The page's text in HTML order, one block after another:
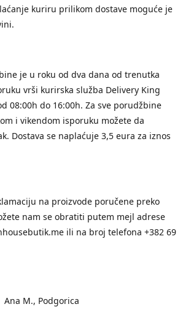
kuriru prilikom dostave moguće je
je u roku od dva dana od trenutka
vrši kurirska služba Delivery King
08:00h do 16:00h. Za sve porudžbine
i vikendom isporuku možete da
Dostava se naplaćuje 3,5 eura za iznos
na proizvode poručene preko
nam se obratiti putem mejl adrese
ili na broj telefona +382 69
Ana M. Podgorica